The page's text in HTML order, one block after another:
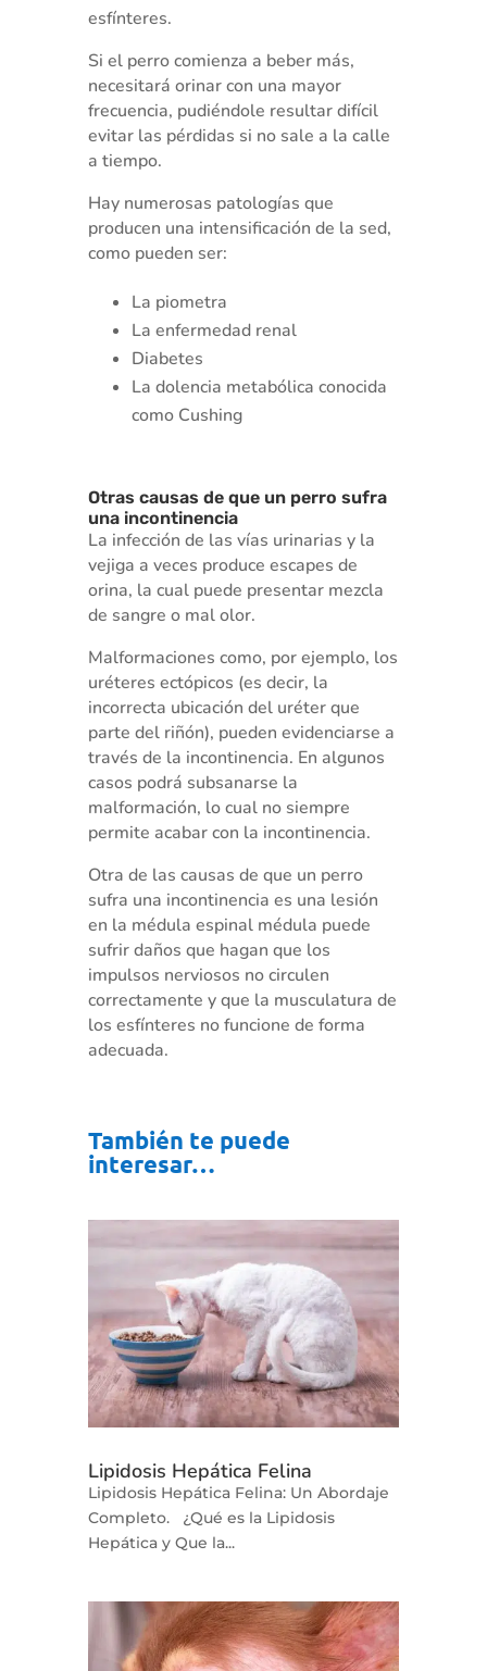
esfínteres.
Si el perro comienza a beber más,
necesitará orinar con una mayor
frecuencia, pudiéndole resultar difícil
evitar las pérdidas si no sale a la calle
a tiempo.
Hay numerosas patologías que
producen una intensificación de la sed,
como pueden ser:
La piometra
La enfermedad renal
Diabetes
La dolencia metabólica conocida
como Cushing
Otras causas de que un perro sufra
una incontinencia
La infección de las vías urinarias y la
vejiga a veces produce escapes de
orina, la cual puede presentar mezcla
de sangre o mal olor.
Malformaciones como, por ejemplo, los
uréteres ectópicos (es decir, la
incorrecta ubicación del uréter que
parte del riñón), pueden evidenciarse a
través de la incontinencia. En algunos
casos podrá subsanarse la
malformación, lo cual no siempre
permite acabar con la incontinencia.
Otra de las causas de que un perro
sufra una incontinencia es una lesión
en la médula espinal médula puede
sufrir daños que hagan que los
impulsos nerviosos no circulen
correctamente y que la musculatura de
los esfínteres no funcione de forma
adecuada.
También te puede
interesar…
Lipidosis Hepática Felina
Lipidosis Hepática Felina: Un Abordaje
Completo. ¿Qué es la Lipidosis
Hepática y Que la...